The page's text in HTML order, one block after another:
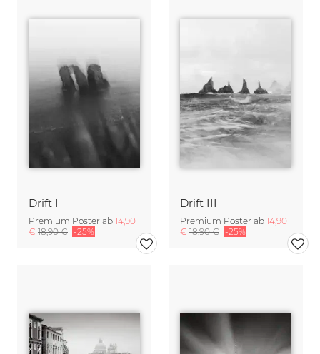
Drift I
Premium Poster ab 14,90
€ 18,90 € -25%
Drift III
Premium Poster ab 14,90
€ 18,90 € -25%